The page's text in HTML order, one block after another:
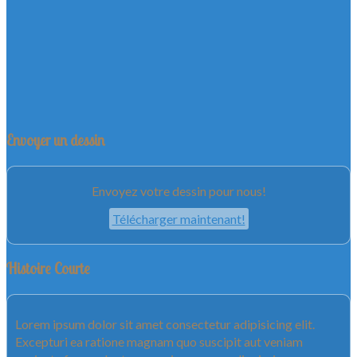
Envoyer un dessin
Envoyez votre dessin pour nous!
Télécharger maintenant!
Histoire Courte
Lorem ipsum dolor sit amet consectetur adipisicing elit.
Excepturi ea ratione magnam quo suscipit aut veniam